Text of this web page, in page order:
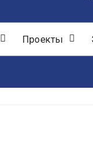
Проекты